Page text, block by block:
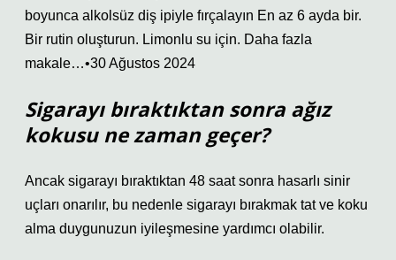
boyunca alkolsüz diş ipiyle fırçalayın En az 6 ayda bir.
Bir rutin oluşturun. Limonlu su için. Daha fazla
makale…•30 Ağustos 2024
Sigarayı bıraktıktan sonra ağız
kokusu ne zaman geçer?
Ancak sigarayı bıraktıktan 48 saat sonra hasarlı sinir
uçları onarılır, bu nedenle sigarayı bırakmak tat ve koku
alma duygunuzun iyileşmesine yardımcı olabilir.